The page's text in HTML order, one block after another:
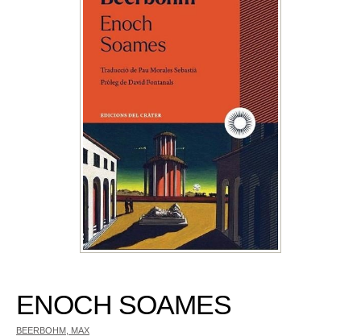
ENOCH SOAMES
BEERBOHM, MAX